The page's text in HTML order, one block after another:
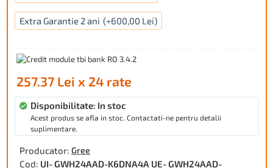
Producator: Gree
Cod: UI- GWH24AAD-K6DNA4A UE- GWH24AAD-
Extra Garantie 2 ani (+600,00 Lei)
257.37 Lei x 24 rate
Disponibilitate: In stoc
Acest produs se afla in stoc. Contactati-ne pentru detalii
suplimentare.